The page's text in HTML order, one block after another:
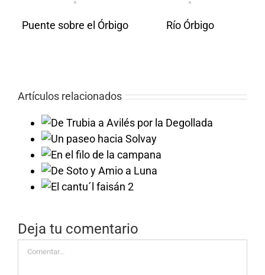
Puente sobre el Órbigo Río Órbigo
Artículos relacionados
Deja tu comentario
Comentar